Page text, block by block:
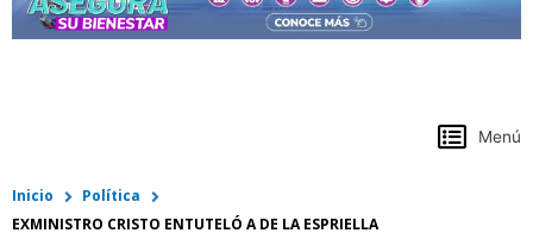
Menú
Inicio
Política
EXMINISTRO CRISTO ENTUTELÓ A DE LA ESPRIELLA